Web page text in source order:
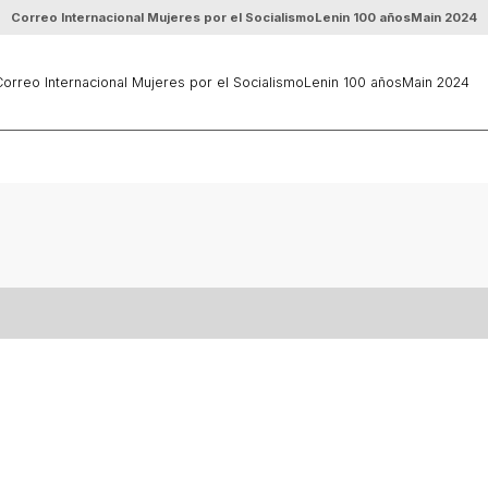
Correo Internacional Mujeres por el SocialismoLenin 100 añosMain 2024
Internacional Mujeres por el SocialismoLenin 100 añosMain 2024